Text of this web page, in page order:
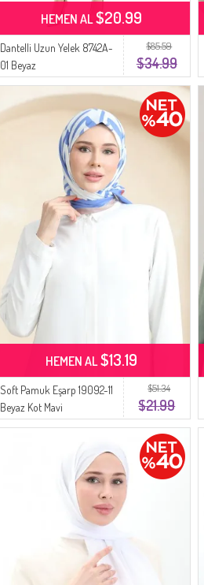
$85.59
$34.99
Dantelli Uzun Yelek 8742A-
01 Beyaz
HEMEN AL$20.99
$51.34
$21.99
Soft Pamuk Eşarp 19092-11
Beyaz Kot Mavi
HEMEN AL$13.19